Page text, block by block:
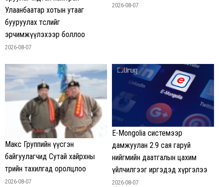
Улаанбаатар хотын утааг
бууруулах төслийг
эрчимжүүлэхээр боллоо
2026-08-07
2026-08-07
Макс Группийн үүсгэн
байгуулагчид Сутай хайрхны
төрийн тахилгад оролцлоо
2026-08-07
E-Mongolia системээр
дамжуулан 2.9 сая гаруй
нийгмийн даатгалын цахим
үйлчилгээг иргэдэд хүргэлээ
2026-08-07